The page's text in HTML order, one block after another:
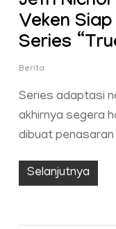
Veken
Series
Berita
Series adaptasi
akhirnya segera
dibuat
Selanjutnya